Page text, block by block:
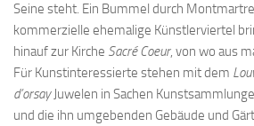
Seine steht. Ein Bummel durch
kommerzielle ehemalige Künstlerviertel
hinauf zur Kirche Sacré Coeur, von wo aus
Für Kunstinteressierte stehen mit dem
d’orsayJuwelen in Sachen
und die ihn umgebenden Gebäude und